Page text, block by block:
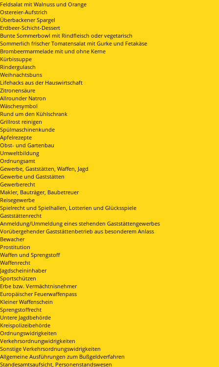
Feldsalat mit Walnuss und Orange
Ostereier-Aufstrich
Überbackener Spargel
Erdbeer-Schicht-Dessert
Bunte Sommerbowl mit Rindfleisch oder vegetarisch
Sommerlich frischer Tomatensalat mit Gurke und Fetakäse
Brombeermarmelade mit und ohne Kerne
Kürbissuppe
Rindergulasch
Weihnachtsbuns
Lifehacks aus der Hauswirtschaft
Zitronensäure
Allrounder Natron
Wäschesymbol
Rund um den Kühlschrank
Grillrost reinigen
Spülmaschinenkunde
Apfelrezepte
Obst- und Gartenbau
Umweltbildung
Ordnungsamt
Gewerbe, Gaststätten, Waffen, Jagd
Gewerbe und Gaststätten
Gewerberecht
Makler, Bauträger, Baubetreuer
Reisegewerbe
Spielrecht und Spielhallen, Lotterien und Glücksspiele
Gaststättenrecht
Anmeldung/Ummeldung eines stehenden Gaststättengewerbes
Vorübergehender Gaststättenbetrieb aus besonderem Anlass
Bewacher
Prostitution
Waffen und Sprengstoff
Waffenrecht
Jagdscheininhaber
Sportschützen
Erbe bzw. Vermächtnisnehmer
Europäischer Feuerwaffenpass
Kleiner Waffenschein
Sprengstoffrecht
Untere Jagdbehörde
Kreispolizeibehörde
Ordnungswidrigkeiten
Verkehrsordnungwidrigkeiten
Sonstige Verkehrsordnungswidrigkeiten
Allgemeine Ausführungen zum Bußgeldverfahren
Standesamtsaufsicht, Personenstandswesen